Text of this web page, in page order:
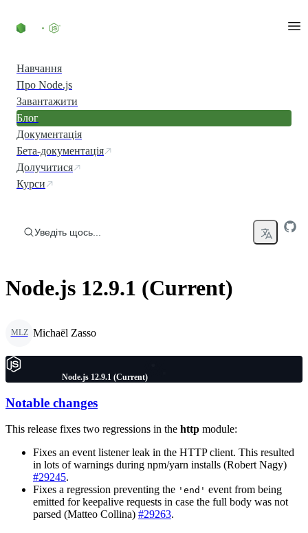
Навчання
Про Node.js
Завантажити
Блог
Документація
Бета-документація
Долучитися
Курси
Уведіть щось...
Node.js 12.9.1 (Current)
MLZ Michaël Zasso
Node.js 12.9.1 (Current)
Notable changes
This release fixes two regressions in the http module:
Fixes an event listener leak in the HTTP client. This resulted
in lots of warnings during npm/yarn installs (Robert Nagy)
#29245.
Fixes a regression preventing the 'end' event from being
emitted for keepalive requests in case the full body was not
parsed (Matteo Collina) #29263.